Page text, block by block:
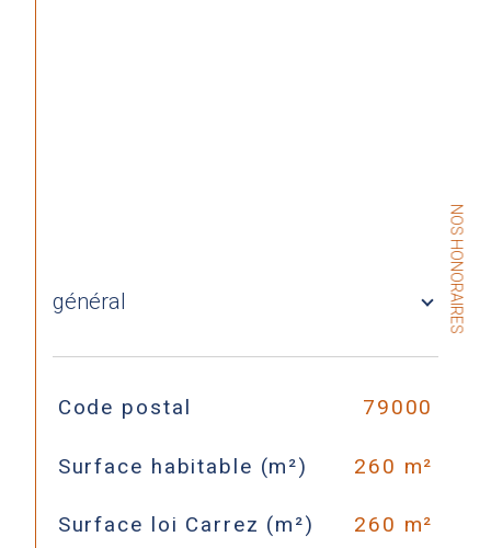
NOS HONORAIRES
général
TRAD_SIROCCO_Caracteristique Valeurs
Code postal 79000
Surface habitable (m²) 260 m²
Surface loi Carrez (m²) 260 m²